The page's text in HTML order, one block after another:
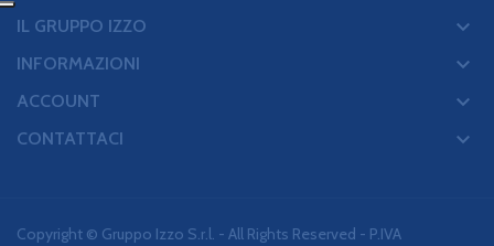
IL GRUPPO IZZO keyboard_arrow_down
INFORMAZIONI keyboard_arrow_down
ACCOUNT keyboard_arrow_down
CONTATTACI keyboard_arrow_down
Copyright © Gruppo Izzo S.r.l. - All Rights Reserved - P.IVA